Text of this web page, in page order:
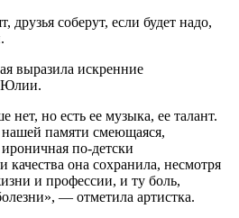
друзья соберут, если будет надо,
выразила искренние
Юлии.
нет, но есть ее музыка, ее талант.
нашей памяти смеющаяся,
по-детски
качества она сохранила, несмотря
и профессии, и ту боль,
— отметила артистка.